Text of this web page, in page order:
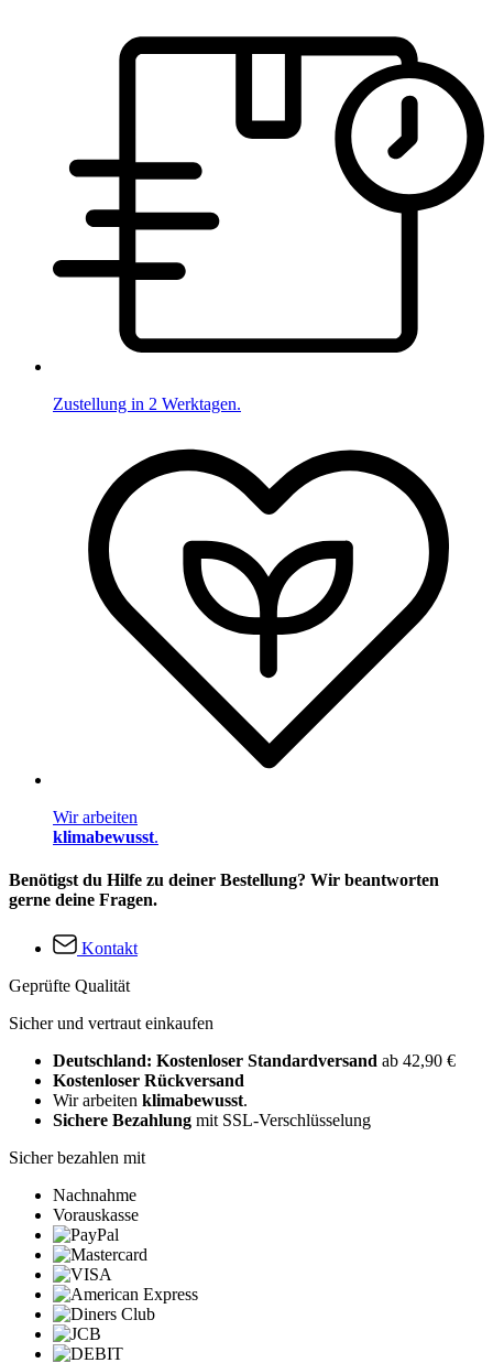
Zustellung in 2 Werktagen.
Wir arbeiten
klimabewusst.
Benötigst du Hilfe zu deiner Bestellung? Wir beantworten
gerne deine Fragen.
Kontakt
Geprüfte Qualität
Sicher und vertraut einkaufen
Deutschland: Kostenloser Standardversand ab 42,90 €
Kostenloser Rückversand
Wir arbeiten klimabewusst.
Sichere Bezahlung mit SSL-Verschlüsselung
Sicher bezahlen mit
Nachnahme
Vorauskasse